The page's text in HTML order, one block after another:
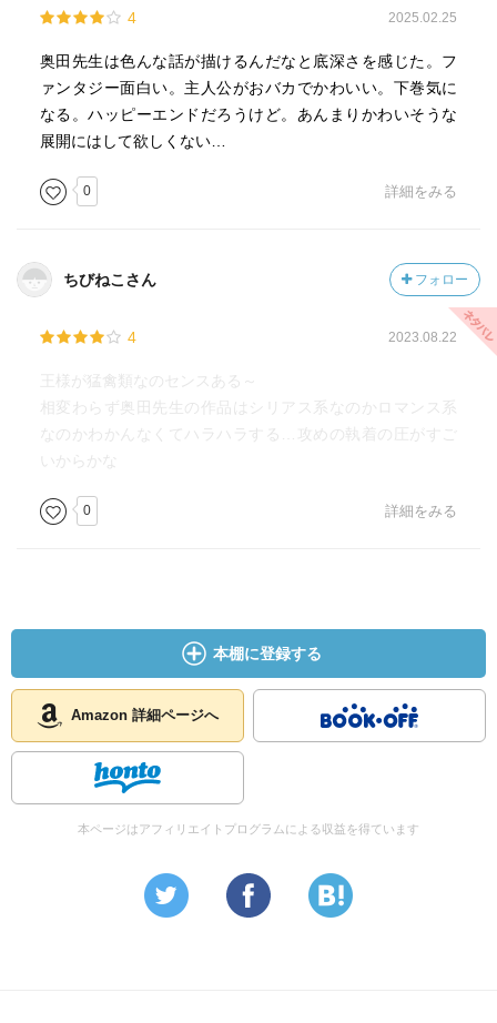
4 2025.02.25
奥田先生は色んな話が描けるんだなと底深さを感じた。フ
ァンタジー面白い。主人公がおバカでかわいい。下巻気に
なる。ハッピーエンドだろうけど。あんまりかわいそうな
展開にはして欲しくない…
0 詳細をみる
ちびねこさん フォロー
4 2023.08.22
王様が猛禽類なのセンスある～
相変わらず奥田先生の作品はシリアス系なのかロマンス系
なのかわかんなくてハラハラする…攻めの執着の圧がすご
いからかな
0 詳細をみる
本棚に登録する
Amazon 詳細ページへ
本ページはアフィリエイトプログラムによる収益を得ています